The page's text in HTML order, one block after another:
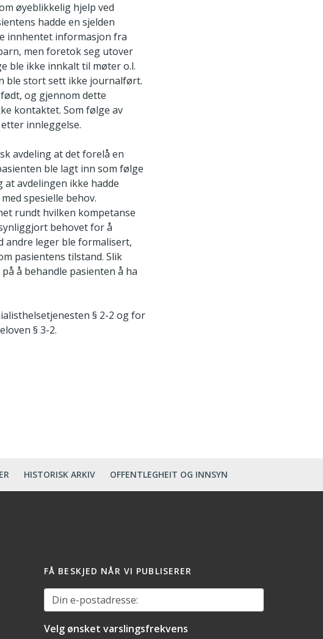
øyeblikkelig hjelp ved
hadde en sjelden
innhentet informasjon fra
men foretok seg utover
ble ikke innkalt til møter o.l.
ble stort sett ikke journalført.
og gjennom dette
kontaktet. Som følge av
innleggelse.
avdeling at det forelå en
ble lagt inn som følge
avdelingen ikke hadde
spesielle behov.
rundt hvilken kompetanse
behovet for å
andre leger ble formalisert,
pasientens tilstand. Slik
å behandle pasienten å ha
§ 2-2 og for
§ 3-2.
HISTORISK ARKIV OFFENTLEGHEIT OG INNSYN
FÅ BESKJED NÅR VI PUBLISERER
Din e-postadresse:
Velg ønsket varslingsfrekvens